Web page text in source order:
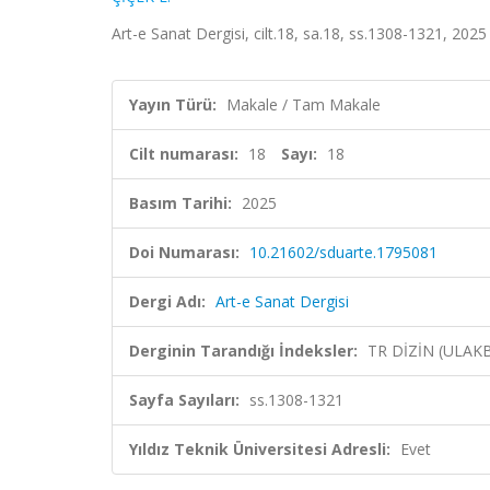
Art-e Sanat Dergisi, cilt.18, sa.18, ss.1308-1321, 2025
Yayın Türü: Makale / Tam Makale
Cilt numarası: 18 Sayı: 18
Basım Tarihi: 2025
Doi Numarası: 10.21602/sduarte.1795081
Dergi Adı: Art-e Sanat Dergisi
Derginin Tarandığı İndeksler: TR DİZİN
Sayfa Sayıları: ss.1308-1321
Yıldız Teknik Üniversitesi Adresli: Evet